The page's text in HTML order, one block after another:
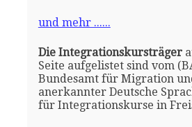
und mehr ......
Die Integrationskursträger
Seite aufgelistet sind vom
Bundesamt für Migration
anerkannter Deutsche
für Integrationskurse in